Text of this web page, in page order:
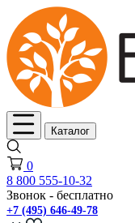
Каталог
0
8 800 555-10-32
Звонок - бесплатно
+7 (495) 646-49-78